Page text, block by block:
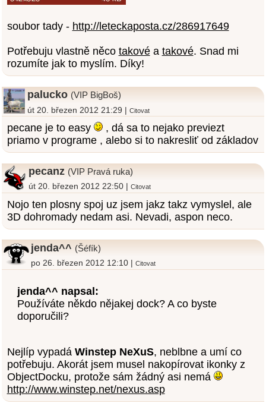
soubor tady - http://leteckaposta.cz/286917649
Potřebuju vlastně něco takovéa takové. Snad mi
rozumíte jak to myslím. Díky!
palucko (VIP BigBoš)
út 20. březen 2012 21:29 | Citovat
pecane je to easy
, dá sa to nejako previezt
priamo v programe , alebo si to nakresliť od základov
pecanz (VIP Pravá ruka)
út 20. březen 2012 22:50 | Citovat
Nojo ten plosny spoj uz jsem jakz takz vymyslel, ale
3D dohromady nedam asi. Nevadi, aspon neco.
jenda^^ (Šéfík)
po 26. březen 2012 12:10 |Citovat
jenda^^ napsal:
Používáte někdo nějakej dock? A co byste
doporučili?
Nejlíp vypadá Winstep NeXuS, neblbne a umí co
potřebuju. Akorát jsem musel nakopírovat ikonky z
ObjectDocku, protože sám žádný asi nemá
http://www.winstep.net/nexus.asp